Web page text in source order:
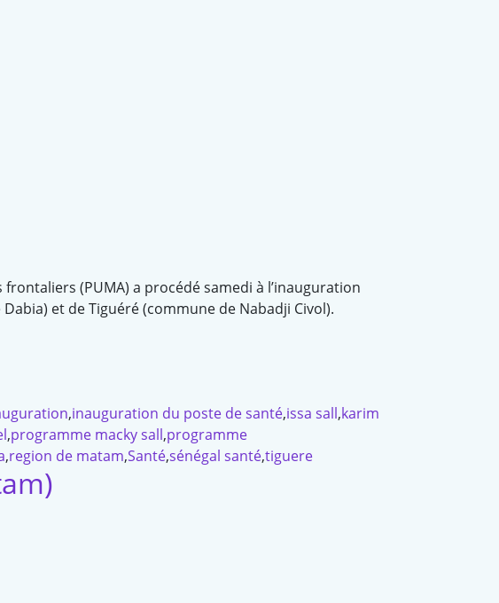
(PUMA) a procédé samedi à l’inauguration
et de Tiguéré (commune de Nabadji Civol).
,inauguration du poste de santé,issa sall,karim
,programme macky sall,programme
,region de matam,Santé,sénégal santé,tiguere